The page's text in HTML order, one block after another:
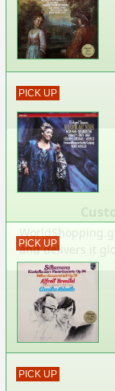
PICK UP
PICK UP
PICK UP